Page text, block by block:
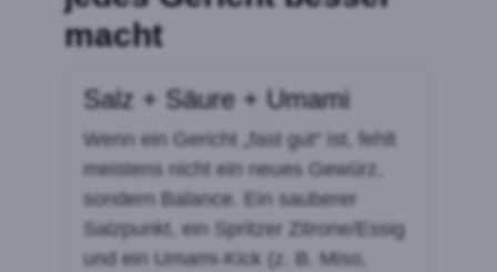
macht
Salz + Säure + Umami
Wenn ein Gericht „fast gut“ ist, fehlt
meistens nicht ein neues Gewürz,
sondern Balance. Ein sauberer
Salzpunkt, ein Spritzer Zitrone/Essig
und ein Umami-Kick (z. B. Miso,